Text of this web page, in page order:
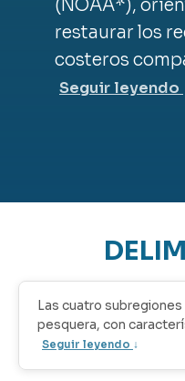
(NOAA*),
restaurar los
costeros
Seguir leyendo
Las cuatro
pesquera, con
Seguir leyendo ↓